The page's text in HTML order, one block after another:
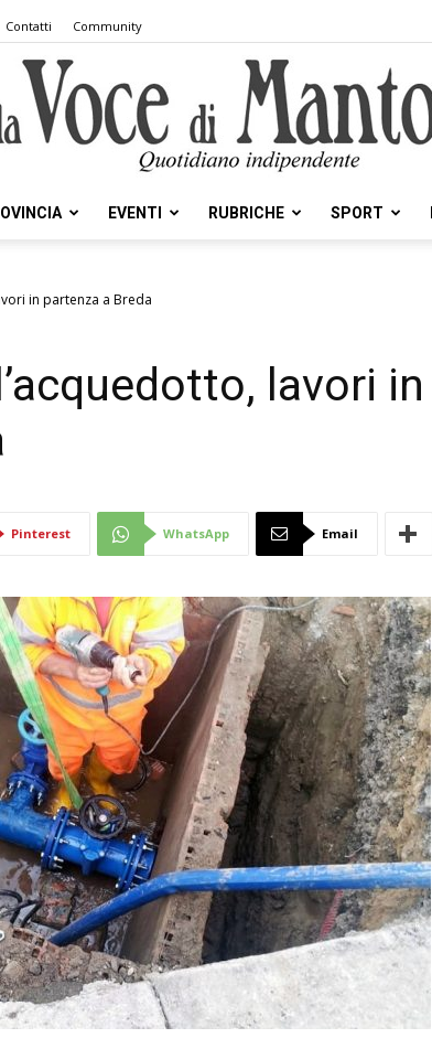
Contatti Community
Voce
Mantova
EVENTI RUBRICHE SPORT
in partenza a Breda
lavori in
Pinterest WhatsApp Email